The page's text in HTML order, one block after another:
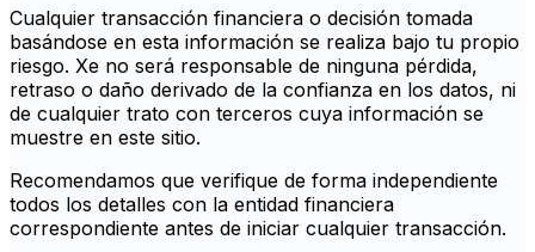
Cualquier transacción financiera o decisión tomada
basándose en esta información se realiza bajo tu propio
riesgo. Xe no será responsable de ninguna pérdida,
retraso o daño derivado de la confianza en los datos, ni
de cualquier trato con terceros cuya información se
muestre en este sitio.
Recomendamos que verifique de forma independiente
todos los detalles con la entidad financiera
correspondiente antes de iniciar cualquier transacción.